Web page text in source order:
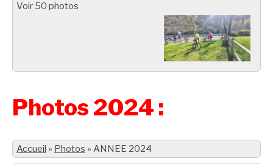
Voir 50 photos
Photos 2024 :
Accueil » Photos » ANNEE 2024